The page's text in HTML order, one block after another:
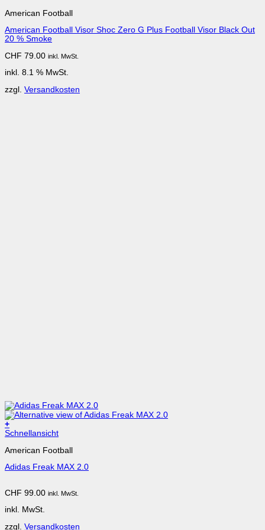
American Football
American Football Visor Shoc Zero G Plus Football Visor Black Out
20 % Smoke
CHF 79.00 inkl. MwSt.
inkl. 8.1 % MwSt.
zzgl. Versandkosten
+
Dieses
weist
Varianten
Optionen
auf
Schnellansicht
American Football
Adidas Freak MAX 2.0
CHF 99.00 inkl. MwSt.
inkl. MwSt.
zzgl. Versandkosten